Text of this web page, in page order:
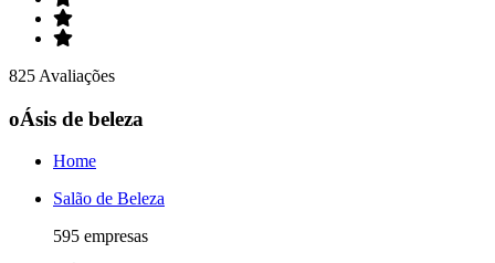
825 Avaliações
oÁsis de beleza
Home
Salão de Beleza
595 empresas